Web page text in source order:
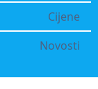
Cijene
Novosti